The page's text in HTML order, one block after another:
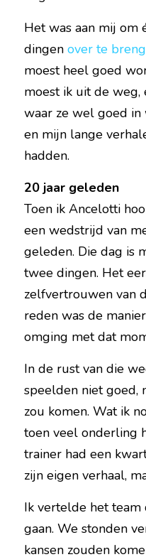
Het was aan mij om
dingen over te
moest heel goed
moest ik uit de
waar ze wel goed in
en mijn lange
hadden.
20 jaar geleden
Toen ik Ancelotti
een wedstrijd van
geleden. Die dag is
twee dingen. Het
zelfvertrouwen van
reden was de
omging met dat
In de rust van die
speelden niet goed,
zou komen. Wat ik
toen veel onderling
trainer had een
zijn eigen verhaal,
Ik vertelde het team
gaan. We stonden
kansen zouden